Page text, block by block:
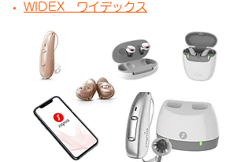
WIDEX ワイデックス